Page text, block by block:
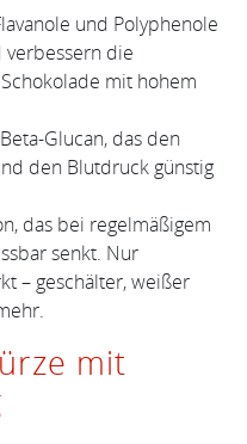
und Polyphenole
die
mit hohem
Glucan, das den
den Blutdruck günstig
das bei regelmäßigem
senkt. Nur
– geschälter, weißer
mit